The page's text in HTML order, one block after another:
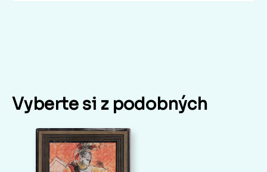
Vyberte si z podobných